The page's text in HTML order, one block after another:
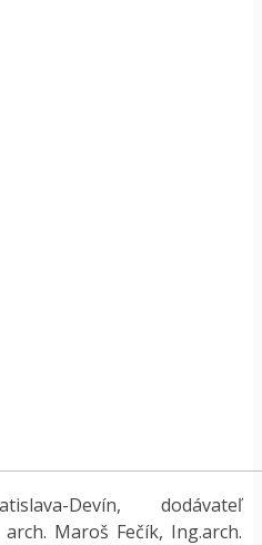
Devín, dodávateľ
Maroš Fečík, Ing.arch.